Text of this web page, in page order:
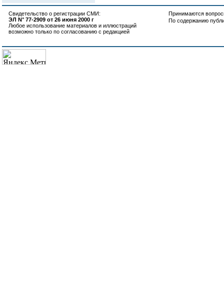
Свидетельство о регистрации СМИ:
ЭЛ N° 77-2909 от 26 июня 2000 г
Любое использование материалов и иллюстраций
возможно только по согласованию с редакцией
Принимаются
По содержанию